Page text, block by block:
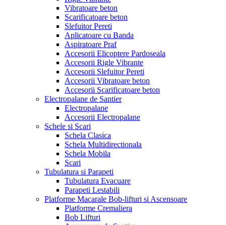
Vibratoare beton
Scarificatoare beton
Slefuitor Pereti
Aplicatoare cu Banda
Aspiratoare Praf
Accesorii Elicoptere Pardoseala
Accesorii Rigle Vibrante
Accesorii Slefuitor Pereti
Accesorii Vibratoare beton
Accesorii Scarificatoare beton
Electropalane de Santier
Electropalane
Accesorii Electropalane
Schele si Scari
Schela Clasica
Schela Multidirectionala
Schela Mobila
Scari
Tubulatura si Parapeti
Tubulatura Evacuare
Parapeti Lestabili
Platforme Macarale Bob-lifturi si Ascensoare
Platforme Cremaliera
Bob Lifturi